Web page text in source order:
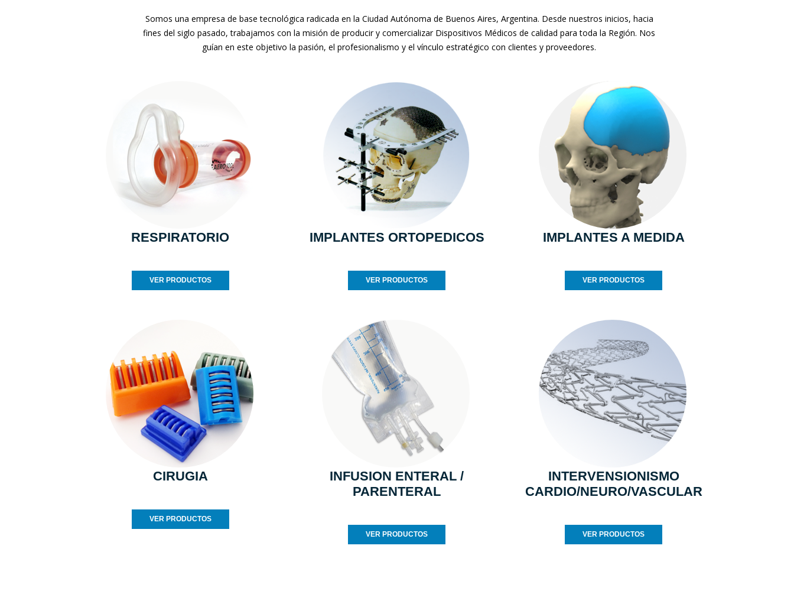
Somos una empresa de base tecnológica radicada en la Ciudad Autónoma de Buenos Aires, Argentina. Desde nuestros inicios, hacia
fines del siglo pasado, trabajamos con la misión de producir y comercializar Dispositivos Médicos de calidad para toda la Región. Nos
guían en este objetivo la pasión, el profesionalismo y el vínculo estratégico con clientes y proveedores.
RESPIRATORIO
VER PRODUCTOS
IMPLANTES ORTOPEDICOS
VER PRODUCTOS
IMPLANTES A MEDIDA
VER PRODUCTOS
CIRUGIA
VER PRODUCTOS
INFUSION ENTERAL /
PARENTERAL
VER PRODUCTOS
INTERVENSIONISMO
CARDIO/NEURO/VASCULAR
VER PRODUCTOS